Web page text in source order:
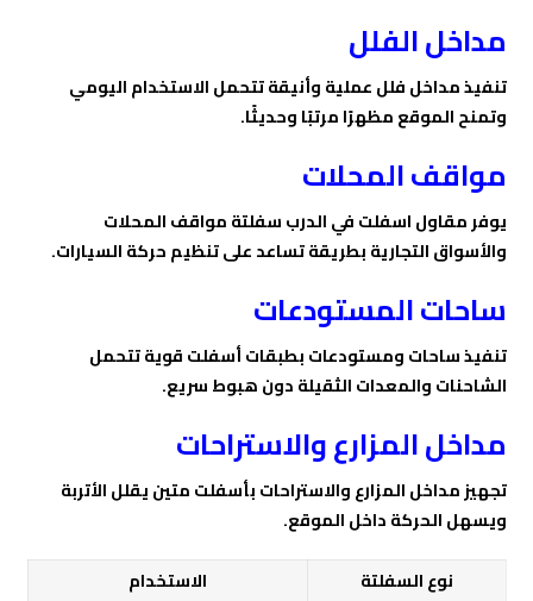
مداخل الفلل
تنفيذ مداخل فلل عملية وأنيقة تتحمل الاستخدام اليومي
وتمنح الموقع مظهرًا مرتبًا وحديثًا.
مواقف المحلات
يوفر مقاول اسفلت في الدرب سفلتة مواقف المحلات
والأسواق التجارية بطريقة تساعد على تنظيم حركة السيارات.
ساحات المستودعات
تنفيذ ساحات ومستودعات بطبقات أسفلت قوية تتحمل
الشاحنات والمعدات الثقيلة دون هبوط سريع.
مداخل المزارع والاستراحات
تجهيز مداخل المزارع والاستراحات بأسفلت متين يقلل الأتربة
ويسهل الحركة داخل الموقع.
نوع السفلتة
الاستخدام